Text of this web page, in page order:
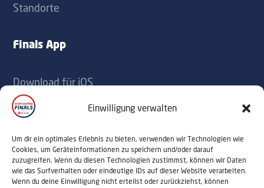
Einwilligung verwalten
Um dir ein optimales Erlebnis zu bieten, verwenden wir Technologien wie
Cookies, um Geräteinformationen zu speichern und/oder darauf
zuzugreifen. Wenn du diesen Technologien zustimmst, können wir Daten
wie das Surfverhalten oder eindeutige IDs auf dieser Website verarbeiten.
Wenn du deine Einwilligung nicht erteilst oder zurückziehst, können
Standorte
Finals App
Download für iOS
Download für Android
Kontakt
office@sportaustriafinals.at